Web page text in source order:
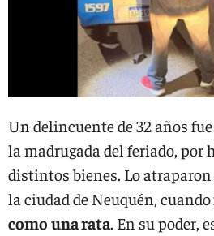
Un delincuente de 32 años
la madrugada del feriado, por
distintos bienes. Lo
la ciudad de Neuquén, cuando
como una rata. En su poder,